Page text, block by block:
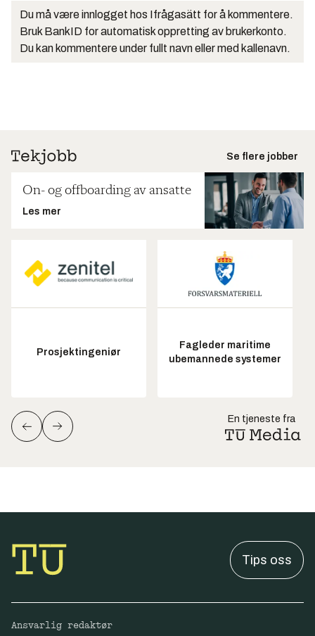
Du må være innlogget hos Ifrågasätt for å kommentere.
Bruk BankID for automatisk oppretting av brukerkonto.
Du kan kommentere under fullt navn eller med kallenavn.
Se flere jobber
On- og offboarding av ansatte
Les mer
Prosjektingeniør
Fagleder maritime
ubemannede systemer
En tjeneste fra
Tips oss
Ansvarlig redaktør